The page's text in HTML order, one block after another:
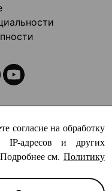
согласие на обработку
IP-адресов и других
см. Политику